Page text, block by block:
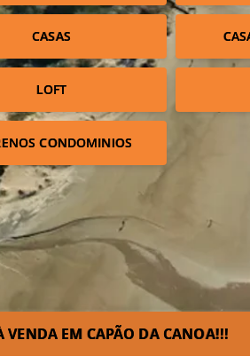
CASAS
LOFT
CONDOMINIOS
VENDA EM CAPÃO DA CANOA!⁣!!